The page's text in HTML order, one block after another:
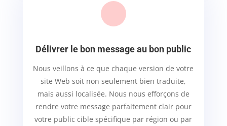
Délivrer le bon message au bon public
Nous veillons à ce que chaque version de votre
site Web soit non seulement bien traduite,
mais aussi localisée. Nous nous efforçons de
rendre votre message parfaitement clair pour
votre public cible spécifique par région ou par